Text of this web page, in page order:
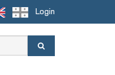
Login